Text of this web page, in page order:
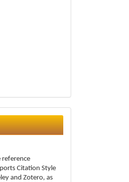
reference
Citation Style
and Zotero, as